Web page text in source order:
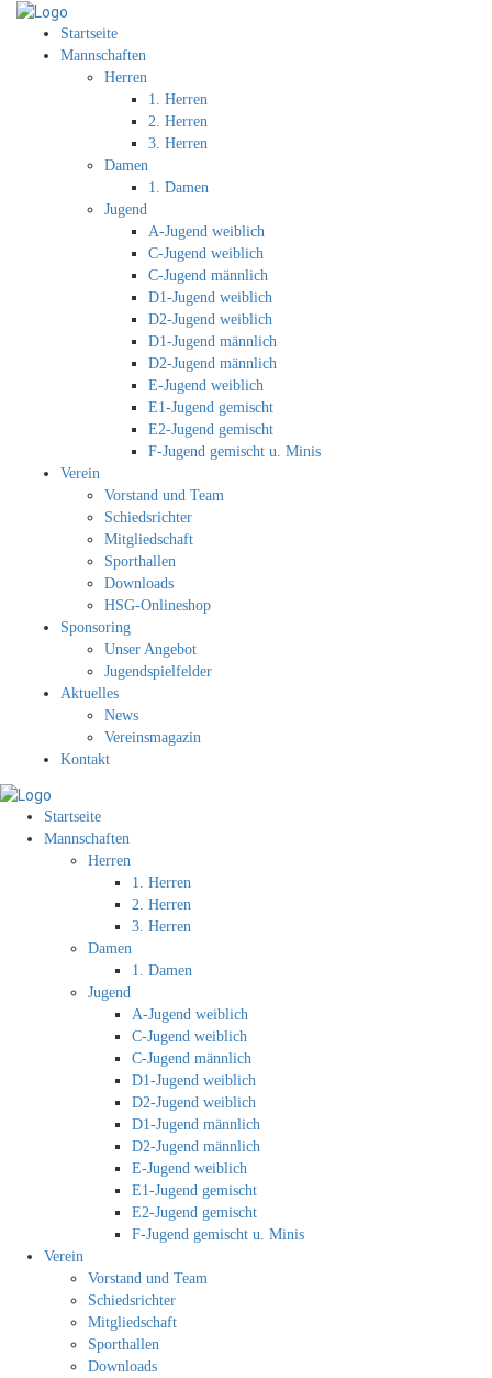
Startseite
Mannschaften
Herren
1. Herren
2. Herren
3. Herren
Damen
1. Damen
Jugend
A-Jugend weiblich
C-Jugend weiblich
C-Jugend männlich
D1-Jugend weiblich
D2-Jugend weiblich
D1-Jugend männlich
D2-Jugend männlich
E-Jugend weiblich
E1-Jugend gemischt
E2-Jugend gemischt
F-Jugend gemischt u. Minis
Verein
Vorstand und Team
Schiedsrichter
Mitgliedschaft
Sporthallen
Downloads
HSG-Onlineshop
Sponsoring
Unser Angebot
Jugendspielfelder
Aktuelles
News
Vereinsmagazin
Kontakt
Startseite
Mannschaften
Herren
1. Herren
2. Herren
3. Herren
Damen
1. Damen
Jugend
A-Jugend weiblich
C-Jugend weiblich
C-Jugend männlich
D1-Jugend weiblich
D2-Jugend weiblich
D1-Jugend männlich
D2-Jugend männlich
E-Jugend weiblich
E1-Jugend gemischt
E2-Jugend gemischt
F-Jugend gemischt u. Minis
Verein
Vorstand und Team
Schiedsrichter
Mitgliedschaft
Sporthallen
Downloads